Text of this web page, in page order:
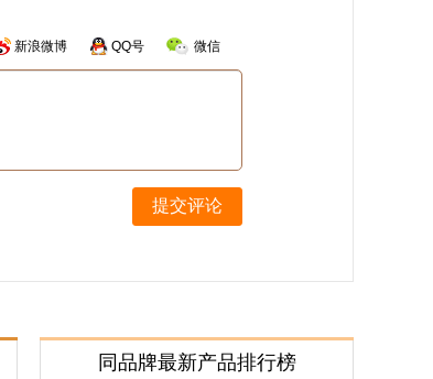
新浪微博 QQ号 微信
提交评论
同品牌最新产品排行榜